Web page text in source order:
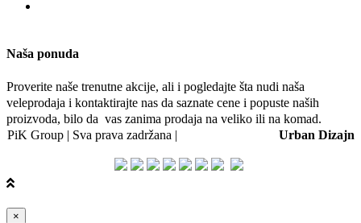
Naša ponuda
Proverite naše trenutne akcije, ali i pogledajte šta nudi naša
veleprodaja i kontaktirajte nas da saznate cene i popuste naših
proizvoda, bilo da vas zanima prodaja na veliko ili na komad.
PiK Group | Sva prava zadržana |
Urban Dizajn
×